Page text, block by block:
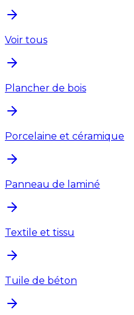
Voir tous
Plancher de bois
Porcelaine et céramique
Panneau de laminé
Textile et tissu
Tuile de béton